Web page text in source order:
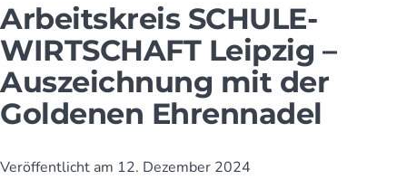
Arbeitskreis SCHULE­
WIRT­SCHAFT Leipzig –
Aus­zeich­nung mit der
Goldenen Ehrennadel
Veröffentlicht am 12. Dezember 2024